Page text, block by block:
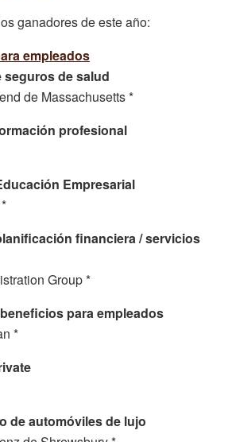
ganadores de este año:
empleados
seguros de salud
de Massachusetts *
profesional
Empresarial
financiera / servicios
Group *
para empleados
*
de automóviles de lujo